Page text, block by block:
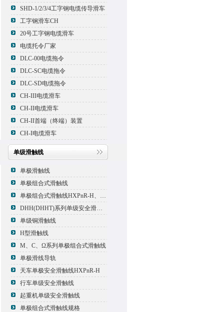
SHD-1/2/3/4工字钢电缆传导滑车
工字钢滑车CH
20号工字钢电缆滑车
电缆托令厂家
DLC-00电缆拖令
DLC-SC电缆拖令
DLC-SD电缆拖令
CH-III电缆滑车
CH-II电缆滑车
CH-II首端（终端）装置
CH-I电缆滑车
单级滑触线
单极滑触线
单极组合式滑触线
单极组合式滑触线HXPnR-H、HXPnR-H8 、HXPnR-HT
DHH(DHHT)系列单级安全滑触线
单级铜滑触线
H型滑触线
M、C、Ω系列单极组合式滑触线
单极滑线导轨
天车单极安全滑触线HXPnR-H
行车单级安全滑触线
起重机单级安全滑触线
单极组合式滑触线规格